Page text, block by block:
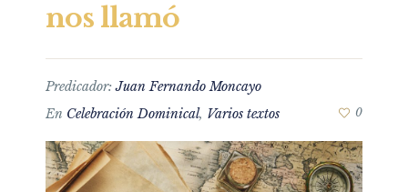
nos llamó
Predicador:Juan Fernando Moncayo
En Celebración Dominical, Varios textos 0